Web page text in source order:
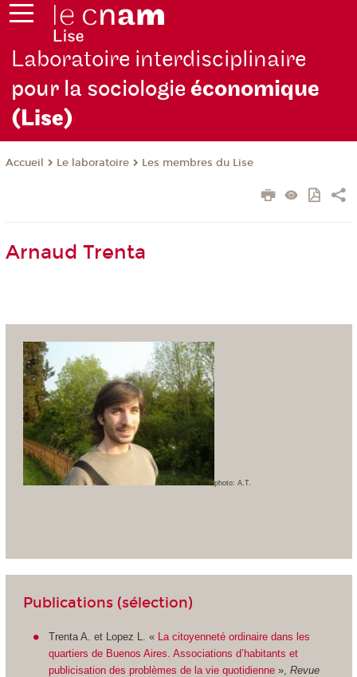
Laboratoire interdisciplinaire
pour la sociologieéconomique
(Lise)
Accueil Le laboratoire Les membres du Lise
Arnaud Trenta
photo: A.T.
Publications (sélection)
Trenta A. et Lopez L. « La citoyenneté ordinaire dans les
quartiers de Buenos Aires. Associations d’habitants et
publicisation des problèmes de la vie quotidienne»,Revue